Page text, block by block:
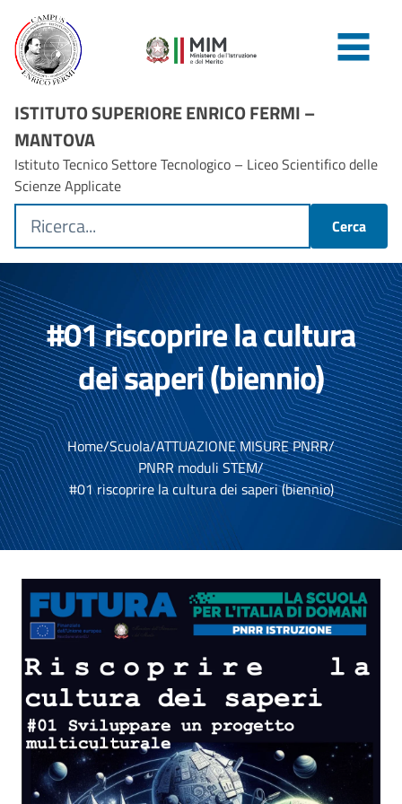
ISTITUTO SUPERIORE ENRICO FERMI –
MANTOVA
Istituto Tecnico Settore Tecnologico – Liceo Scientifico delle
Scienze Applicate
Cerca
#01 riscoprire la cultura
dei saperi (biennio)
Home/Scuola/ATTUAZIONE MISURE PNRR/
PNRR moduli STEM/
#01 riscoprire la cultura dei saperi (biennio)